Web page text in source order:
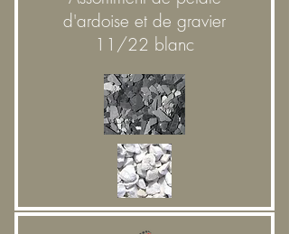
d'ardoise et de gravier
11/22 blanc